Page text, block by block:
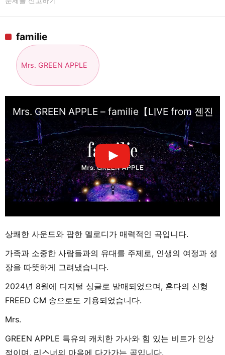
familie
Mrs. GREEN APPLE
Mrs. GREEN APPLE – familie【LIVE from 젠진
상쾌한 사운드와 팝한 멜로디가 매력적인 곡입니다.
가족과 소중한 사람들과의 유대를 주제로, 인생의 여정과 성
장을 따뜻하게 그려냈습니다.
2024년 8월에 디지털 싱글로 발매되었으며, 혼다의 신형
FREED CM 송으로도 기용되었습니다.
Mrs.
GREEN APPLE 특유의 캐치한 가사와 힘 있는 비트가 인상
적이며, 리스너의 마음에 다가가는 곡입니다.